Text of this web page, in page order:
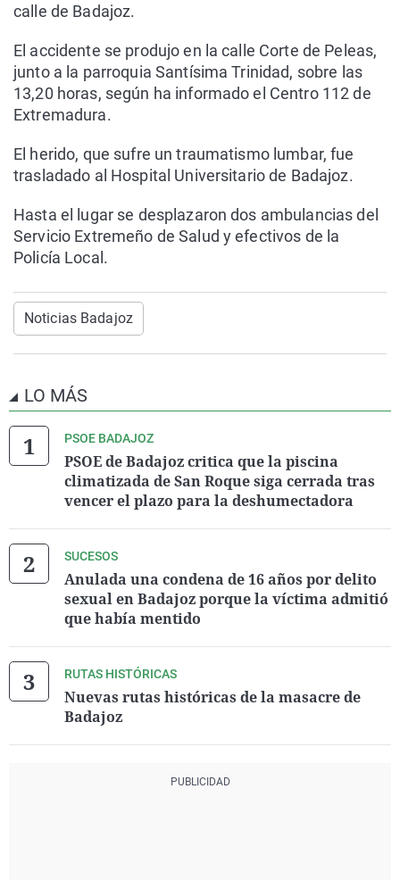
calle de Badajoz.
El accidente se produjo en la calle Corte de Peleas,
junto a la parroquia Santísima Trinidad, sobre las
13,20 horas, según ha informado el Centro 112 de
Extremadura.
El herido, que sufre un traumatismo lumbar, fue
trasladado al Hospital Universitario de Badajoz.
Hasta el lugar se desplazaron dos ambulancias del
Servicio Extremeño de Salud y efectivos de la
Policía Local.
Noticias Badajoz
LO MÁS
PSOE BADAJOZ
PSOE de Badajoz critica que la piscina
climatizada de San Roque siga cerrada tras
vencer el plazo para la deshumectadora
SUCESOS
Anulada una condena de 16 años por delito
sexual en Badajoz porque la víctima admitió
que había mentido
RUTAS HISTÓRICAS
Nuevas rutas históricas de la masacre de
Badajoz